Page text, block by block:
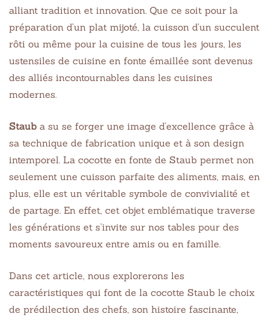
alliant tradition et innovation. Que ce soit pour la
préparation d’un plat mijoté, la cuisson d’un succulent
rôti ou même pour la cuisine de tous les jours, les
ustensiles de cuisine en fonte émaillée sont devenus
des alliés incontournables dans les cuisines
modernes.
Staub a su se forger une image d’excellence grâce à
sa technique de fabrication unique et à son design
intemporel. La cocotte en fonte de Staub permet non
seulement une cuisson parfaite des aliments, mais, en
plus, elle est un véritable symbole de convivialité et
de partage. En effet, cet objet emblématique traverse
les générations et s’invite sur nos tables pour des
moments savoureux entre amis ou en famille.
Dans cet article, nous explorerons les
caractéristiques qui font de la cocotte Staub le choix
de prédilection des chefs, son histoire fascinante,